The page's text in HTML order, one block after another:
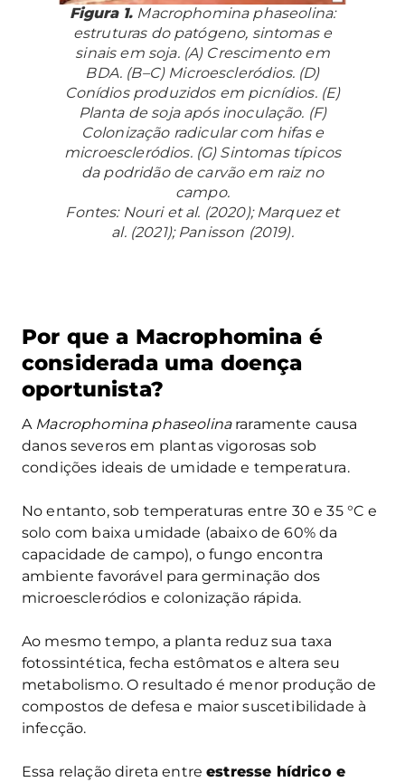
Figura 1. Macrophomina phaseolina:
estruturas do patógeno, sintomas e
sinais em soja. (A) Crescimento em
BDA. (B–C) Microescleródios. (D)
Conídios produzidos em picnídios. (E)
Planta de soja após inoculação. (F)
Colonização radicular com hifas e
microescleródios. (G) Sintomas típicos
da podridão de carvão em raiz no
campo.
Fontes: Nouri et al. (2020); Marquez et
al. (2021); Panisson (2019).
Por que a Macrophomina é
considerada uma doença
oportunista?
A Macrophomina phaseolinararamente causa
danos severos em plantas vigorosas sob
condições ideais de umidade e temperatura.
No entanto, sob temperaturas entre 30 e 35 °C e
solo com baixa umidade (abaixo de 60% da
capacidade de campo), o fungo encontra
ambiente favorável para germinação dos
microescleródios e colonização rápida.
Ao mesmo tempo, a planta reduz sua taxa
fotossintética, fecha estômatos e altera seu
metabolismo. O resultado é menor produção de
compostos de defesa e maior suscetibilidade à
infecção.
Essa relação direta entreestresse hídrico e